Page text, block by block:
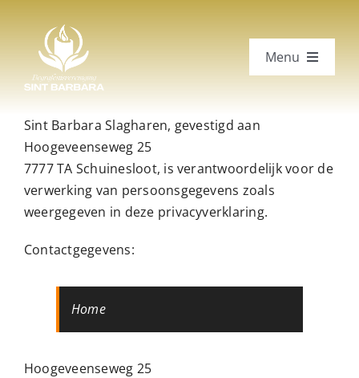
inhoud
Menu
Over ons
Jes! Bloemen
Lidmaatschap
Contact
Inschrijven
Sint Barbara Slagharen, gevestigd aan
Hoogeveenseweg 25
7777 TA Schuinesloot, is verantwoordelijk voor de
verwerking van persoonsgegevens zoals
weergegeven in deze privacyverklaring.
Contactgegevens:
Home
Hoogeveenseweg 25